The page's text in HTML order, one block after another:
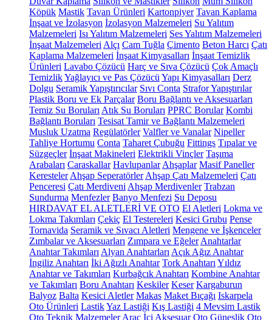
Köpük Mastik Tavan Ürünleri Kartonpiyer Tavan Kaplama
İnşaat ve İzolasyon İzolasyon Malzemeleri Su Yalıtım
Malzemeleri Isı Yalıtım Malzemeleri Ses Yalıtım Malzemeleri
İnşaat Malzemeleri Alçı Cam Tuğla Çimento Beton Harcı Çatı
Kaplama Malzemeleri İnşaat Kimyasalları İnşaat Temizlik
Ürünleri Lavabo Çözücü Harç ve Sıva Çözücü Çok Amaçlı
TemizlikYağlayıcı ve Pas Çözücü Yapı Kimyasalları Derz
Dolgu Seramik Yapıştırıcılar Sıvı Conta Strafor Yapıştırılar
Plastik Boru ve Ek Parçalar Boru Bağlantı ve Aksesuarları
Temiz Su Boruları Atık Su Boruları PPRC Borular Kombi
Bağlantı Boruları Tesisat Tamir ve Bağlantı Malzemeleri
Musluk Uzatma Regülatörler Valfler ve Vanalar Nipeller
Tahliye Hortumu Conta Taharet Çubuğu Fittings Tıpalar ve
Süzgeçler İnşaat Makineleri Elektrikli Vinçler Taşıma
Arabaları Caraskallar Havlupanlar Ahşaplar Masif Paneller
Keresteler Ahşap Seperatörler Ahşap Çatı Malzemeleri Çatı
Penceresi Çatı Merdiveni Ahşap Merdivenler Trabzan
Sundurma Menfezler Banyo Menfezi Su Deposu
HIRDAVAT EL ALETLERİ VE OTO El Aletleri Lokma ve
Lokma Takımları Çekiç El Testereleri Kesici Grubu Pense
Tornavida Seramik ve Sıvacı Aletleri Mengene ve İşkenceler
Zımbalar ve Aksesuarları Zımpara ve Eğeler Anahtarlar
Anahtar Takımları Alyan Anahtarları Açık Ağız Anahtar
İngiliz Anahtarı İki Ağızlı Anahtar Tork Anahtarı Yıldız
Anahtar ve Takımları Kurbağcık Anahtarı Kombine Anahtar
ve Takımları Boru Anahtarı Keskiler Keser Kargaburun
Balyoz Balta Kesici Aletler Makas Maket Bıçağı Iskarpela
Oto Ürünleri LastikYaz Lastiği Kış Lastiği 4 Mevsim Lastik
Oto Teknik Malzemeler Araç İçi Aksesuar Oto Güneşlik Oto